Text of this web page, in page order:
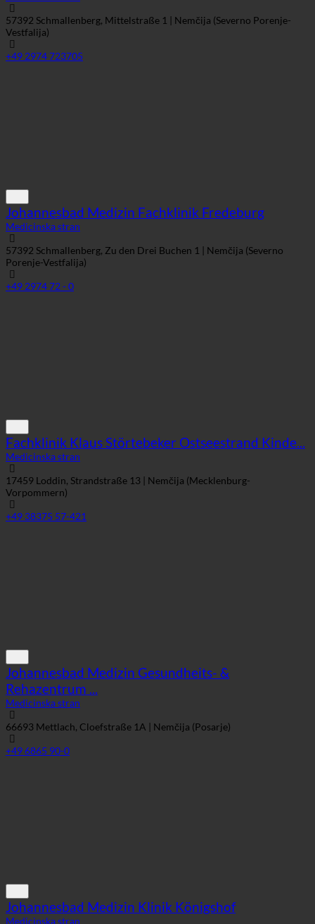
57392 Schmallenberg, Mittelstraße 1 | Nemčija (Severno Porenje-
Vestfalija)
+49 2974 723705
Johannesbad Medizin Fachklinik Fredeburg
Medicinska stran
57392 Schmallenberg, Zu den Drei Buchen 1 | Nemčija (Severno
Porenje-Vestfalija)
+49 2974 72 - 0
Fachklinik Klaus Störtebeker Ostseestrand Kinde...
Medicinska stran
17459 Loddin, Strandstraße 13 | Nemčija (Mecklenburg-
Vorpommern)
+49 38375 57-421
Johannesbad Medizin Gesundheits- &
Rehazentrum ...
Medicinska stran
66693 Mettlach, Cloefstraße 1A | Nemčija (Posarje)
+49 6865 90-0
Johannesbad Medizin Klinik Königshof